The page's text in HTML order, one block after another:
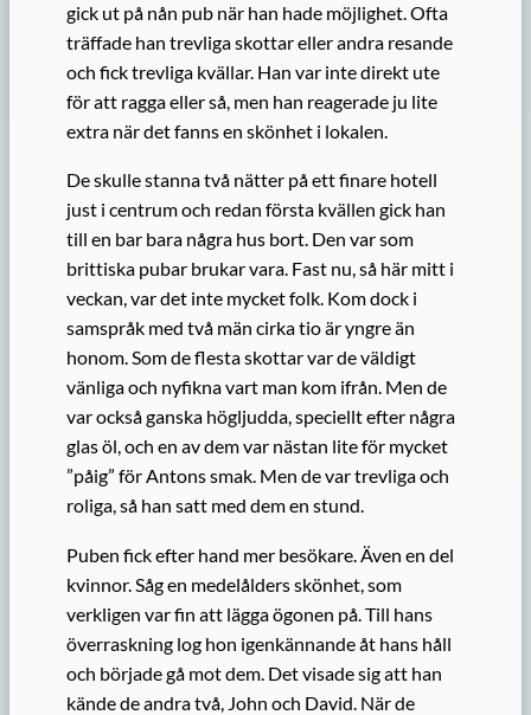
gick ut på nån pub när han hade möjlighet. Ofta
träffade han trevliga skottar eller andra resande
och fick trevliga kvällar. Han var inte direkt ute
för att ragga eller så, men han reagerade ju lite
extra när det fanns en skönhet i lokalen.
De skulle stanna två nätter på ett finare hotell
just i centrum och redan första kvällen gick han
till en bar bara några hus bort. Den var som
brittiska pubar brukar vara. Fast nu, så här mitt i
veckan, var det inte mycket folk. Kom dock i
samspråk med två män cirka tio är yngre än
honom. Som de flesta skottar var de väldigt
vänliga och nyfikna vart man kom ifrån. Men de
var också ganska högljudda, speciellt efter några
glas öl, och en av dem var nästan lite för mycket
”påig” för Antons smak. Men de var trevliga och
roliga, så han satt med dem en stund.
Puben fick efter hand mer besökare. Även en del
kvinnor. Såg en medelålders skönhet, som
verkligen var fin att lägga ögonen på. Till hans
överraskning log hon igenkännande åt hans håll
och började gå mot dem. Det visade sig att han
kände de andra två, John och David. När de